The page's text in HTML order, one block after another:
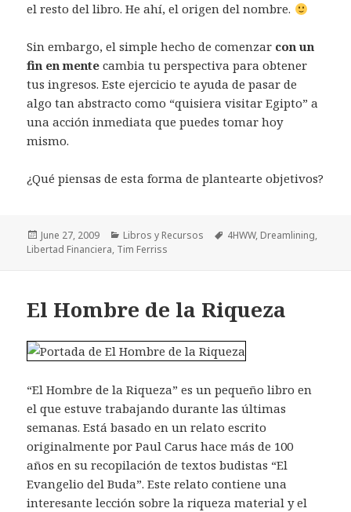
el resto del libro. He ahí, el origen del nombre.
Sin embargo, el simple hecho de comenzar con un
fin en mente cambia tu perspectiva para obtener
tus ingresos. Este ejercicio te ayuda de pasar de
algo tan abstracto como “quisiera visitar Egipto” a
una acción inmediata que puedes tomar hoy
mismo.
¿Qué piensas de esta forma de plantearte objetivos?
Posted
on
June 27, 2009 Categories
Libros y Recursos Tags
4HWW, Dreamlining,
Libertad Financiera, Tim Ferriss
El Hombre de la Riqueza
“El Hombre de la Riqueza” es un pequeño libro en
el que estuve trabajando durante las últimas
semanas. Está basado en un relato escrito
originalmente por Paul Carus hace más de 100
años en su recopilación de textos budistas “El
Evangelio del Buda”. Este relato contiene una
interesante lección sobre la riqueza material y el